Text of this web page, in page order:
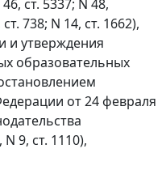
ст. 5337; N 48,
738; N 14, ст. 1662),
и утверждения
образовательных
от 24 февраля
9, ст. 1110),